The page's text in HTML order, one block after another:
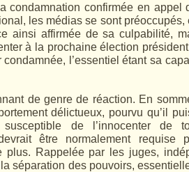
condamnation confirmée en appel
les médias se sont préoccupés,
ainsi affirmée de sa culpabilité,
à la prochaine élection
l’essentiel étant sa
de genre de réaction. En
délictueux, pourvu qu’il
susceptible de l’innocenter de
être normalement requise
plus. Rappelée par les juges,
séparation des pouvoirs,